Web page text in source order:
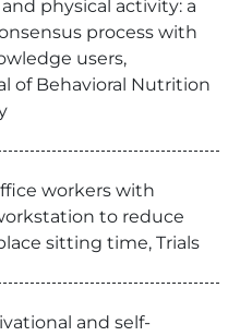
physical activity: a
process with
users,
of Behavioral Nutrition
workers with
to reduce
sitting time, Trials
and self-